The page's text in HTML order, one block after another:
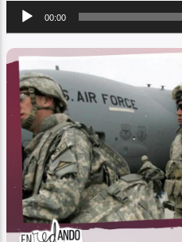
Reproductor
audio
00:00
Columna